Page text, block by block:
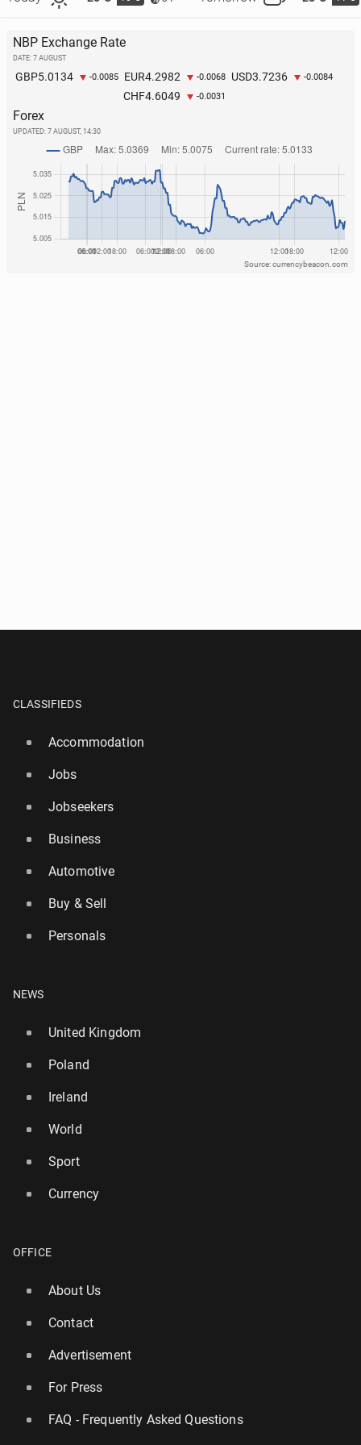
NBP Exchange Rate
DATE: 7 AUGUST
GBP5.0134 -0.0085 EUR4.2982 -0.0068 USD3.7236 -0.0084
CHF4.6049 -0.0031
Forex
UPDATED: 7 AUGUST, 14:30
Source: currencybeacon.com
CLASSIFIEDS
Accommodation
Jobs
Jobseekers
Business
Automotive
Buy & Sell
Personals
NEWS
United Kingdom
Poland
Ireland
World
Sport
Currency
OFFICE
About Us
Contact
Advertisement
For Press
FAQ - Frequently Asked Questions